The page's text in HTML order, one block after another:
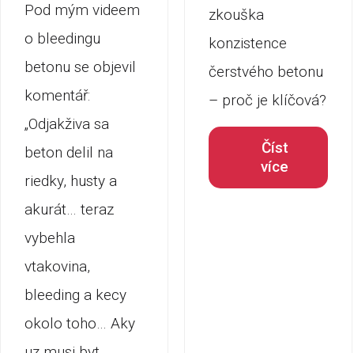
Pod mým videem
o bleedingu
betonu se objevil
komentář:
„Odjakživa sa
beton delil na
riedky, husty a
akurát… teraz
vybehla
vtakovina,
bleeding a kecy
okolo toho… Aky
zkouška
konzistence
čerstvého betonu
– proč je klíčová?
Číst
více